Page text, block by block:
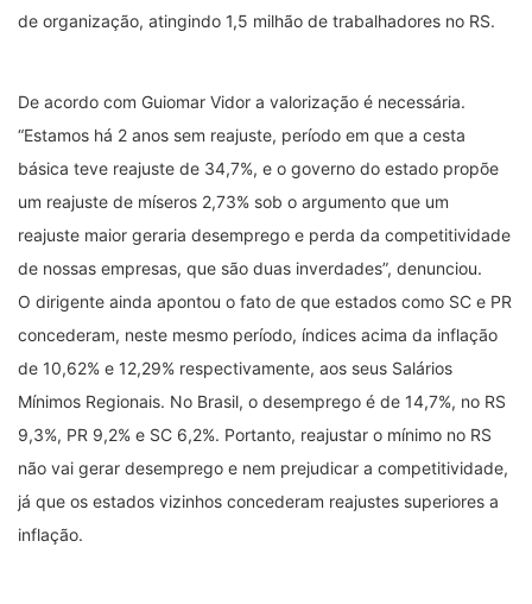
de organização, atingindo 1,5 milhão de trabalhadores no RS.
De acordo com Guiomar Vidor a valorização é necessária.
“Estamos há 2 anos sem reajuste, período em que a cesta
básica teve reajuste de 34,7%, e o governo do estado propõe
um reajuste de míseros 2,73% sob o argumento que um
reajuste maior geraria desemprego e perda da competitividade
de nossas empresas, que são duas inverdades”, denunciou.
O dirigente ainda apontou o fato de que estados como SC e PR
concederam, neste mesmo período, índices acima da inflação
de 10,62% e 12,29% respectivamente, aos seus Salários
Mínimos Regionais. No Brasil, o desemprego é de 14,7%, no RS
9,3%, PR 9,2% e SC 6,2%. Portanto, reajustar o mínimo no RS
não vai gerar desemprego e nem prejudicar a competitividade,
já que os estados vizinhos concederam reajustes superiores a
inflação.